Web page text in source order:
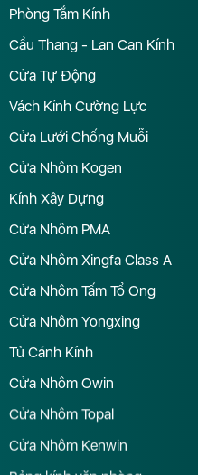
Phòng Tắm Kính
Cầu Thang - Lan Can Kính
Cửa Tự Động
Vách Kính Cường Lực
Cửa Lưới Chống Muỗi
Cửa Nhôm Kogen
Kính Xây Dựng
Cửa Nhôm PMA
Cửa Nhôm Xingfa Class A
Cửa Nhôm Tấm Tổ Ong
Cửa Nhôm Yongxing
Tủ Cánh Kính
Cửa Nhôm Owin
Cửa Nhôm Topal
Cửa Nhôm Kenwin